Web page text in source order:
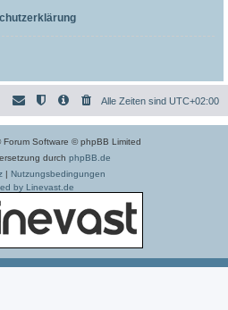
Alle Zeiten sind UTC+02:00
Forum Software © phpBB Limited
durch phpBB.de
| Nutzungsbedingungen
by Linevast.de